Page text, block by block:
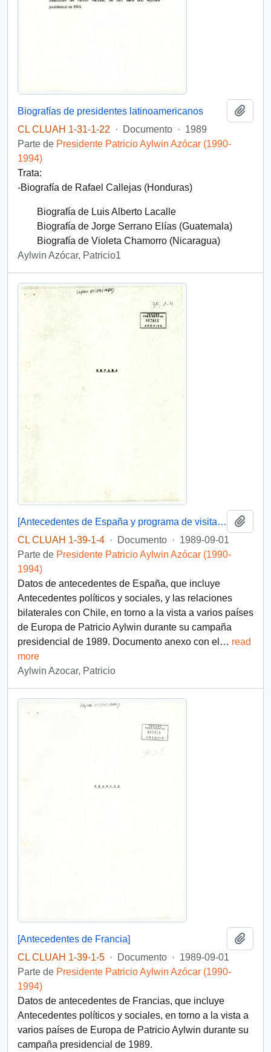
Biografías de presidentes latinoamericanos
CL CLUAH 1-31-1-22
· Documento · 1989
Parte de Presidente Patricio Aylwin Azócar (1990-
1994)
Trata:
-Biografía de Rafael Callejas (Honduras)
Biografía de Luis Alberto Lacalle
Biografía de Jorge Serrano Elías (Guatemala)
Biografía de Violeta Chamorro (Nicaragua)
Aylwin Azócar, Patricio1
[Antecedentes de España y programa de visita de Patricio Aylwin a España]
CL CLUAH 1-39-1-4 · Documento · 1989-09-01
Parte de Presidente Patricio Aylwin Azócar (1990-
1994)
Datos de antecedentes de España, que incluye
Antecedentes políticos y sociales, y las relaciones
bilaterales con Chile, en torno a la vista a varios países
de Europa de Patricio Aylwin durante su campaña
presidencial de 1989. Documento anexo con el … read
more
Aylwin Azocar, Patricio
[Antecedentes de Francia]
CL CLUAH 1-39-1-5 · Documento · 1989-09-01
Parte de Presidente Patricio Aylwin Azócar (1990-
1994)
Datos de antecedentes de Francias, que incluye
Antecedentes políticos y sociales, en torno a la vista a
varios países de Europa de Patricio Aylwin durante su
campaña presidencial de 1989.